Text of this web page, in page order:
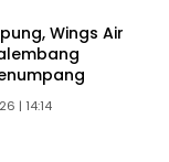
Wings Air
| 14:14